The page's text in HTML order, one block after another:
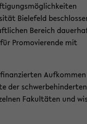
Bie­le­feld
Be­reich
Pro­mo­vie­ren­de mit
der
Fa­kul­tä­ten und